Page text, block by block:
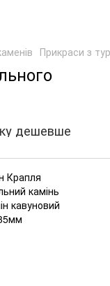
Прикраси з
дешевше